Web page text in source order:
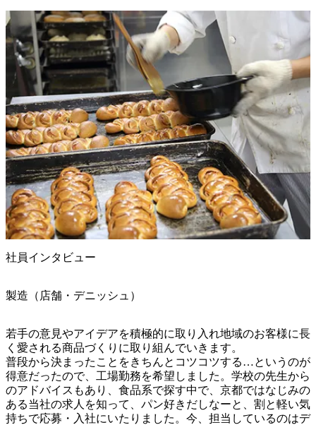
社員インタビュー
製造（店舗・デニッシュ）
若手の意見やアイデアを積極的に取り入れ地域のお客様に長
く愛される商品づくりに取り組んでいきます。
普段から決まったことをきちんとコツコツする…というのが
得意だったので、工場勤務を希望しました。学校の先生から
のアドバイスもあり、食品系で探す中で、京都ではなじみの
ある当社の求人を知って、パン好きだしなーと、割と軽い気
持ちで応募・入社にいたりました。今、担当しているのはデ